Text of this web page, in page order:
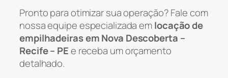
Pronto para otimizar sua operação? Fale com
nossa equipe especializada emlocação de
empilhadeiras em Nova Descoberta –
Recife – PEe receba um orçamento
detalhado.